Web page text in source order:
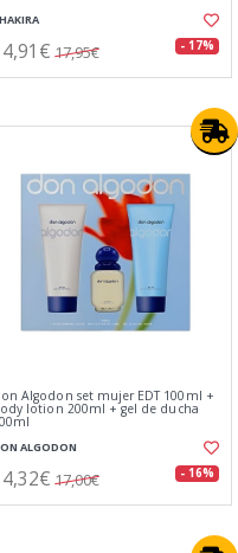
17,95€ - 17%
Algodon set mujer EDT 100ml +
lotion 200ml + gel de ducha
ALGODON
17,00€ - 16%